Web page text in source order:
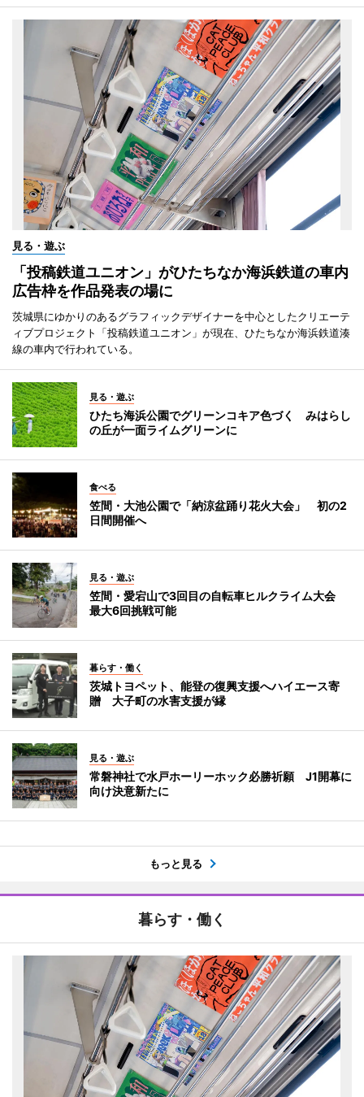
見る・遊ぶ
「投稿鉄道ユニオン」がひたちなか海浜鉄道の車内
広告枠を作品発表の場に
茨城県にゆかりのあるグラフィックデザイナーを中心としたクリエーテ
ィブプロジェクト「投稿鉄道ユニオン」が現在、ひたちなか海浜鉄道湊
線の車内で行われている。
見る・遊ぶ
ひたち海浜公園でグリーンコキア色づく みはらし
の丘が一面ライムグリーンに
食べる
笠間・大池公園で「納涼盆踊り花火大会」 初の2
日間開催へ
見る・遊ぶ
笠間・愛宕山で3回目の自転車ヒルクライム大会
最大6回挑戦可能
暮らす・働く
茨城トヨペット、能登の復興支援へハイエース寄
贈 大子町の水害支援が縁
見る・遊ぶ
常磐神社で水戸ホーリーホック必勝祈願 J1開幕に
向け決意新たに
もっと見る
暮らす・働く